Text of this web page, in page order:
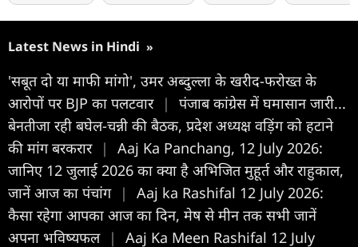
Latest News in Hindi »
'सबूत दो या माफी मांगो', उमर अब्दुल्ला के खरीद-फरोख्त के
आरोपों पर BJP का पलटवार |
पंजाब कांग्रेस में घमासान जारी...
बेनतीजा रही बघेल-चन्नी की बैठक, प्रदेश अध्यक्ष वड़िंग को हटाने
की मांग बरकरार |
Aaj Ka Panchang, 12 July 2026:
जानिए 12 जुलाई 2026 का क्या है अभिजित मुहूर्त और राहुकाल,
जानें आज का पंचांग |
Aaj ka Rashifal 12 July 2026:
कैसा रहेगा आपका आज का द‍िन, मेष से मीन तक सभी जानें
अपना भविष्यफल |
Aaj Ka Meen Rashifal 12 July